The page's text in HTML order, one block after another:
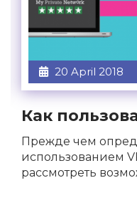
20 April 2018
Как
Прежде чем
использованием
рассмотреть